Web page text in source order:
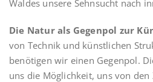
Waldes unsere Sehnsucht nach
Die Natur als Gegenpol zur
von Technik und künstlichen
benötigen wir einen Gegenpol.
uns die Möglichkeit, uns von den